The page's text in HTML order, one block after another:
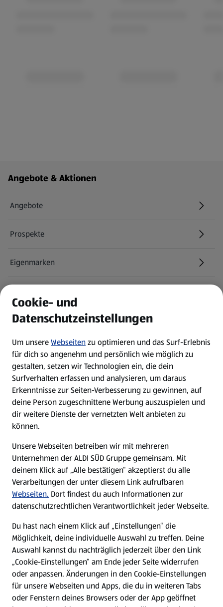
Fußzeilenmenü - weitere Links
Angebote & Aktionen
Angebote
Prospekte
Eigenmarken
Newsletter
WhatsApp
Über ALDI SÜD
Filialen
Nachhaltigkeit
Karriere
Presse
Hilfe & Kontakt
(öffnet in einem neuen Tab)
Unternehmen
Cookie- und
Datenschutzeinstellungen
Um unsereWebseitenzu optimieren und das Surf-Erlebnis
für dich so angenehm und persönlich wie möglich zu
gestalten, setzen wir Technologien ein, die dein
Surfverhalten erfassen und analysieren, um daraus
Erkenntnisse zur Seiten-Verbesserung zu gewinnen, auf
deine Person zugeschnittene Werbung auszuspielen und
dir weitere Dienste der vernetzten Welt anbieten zu
können.
Unsere Webseiten betreiben wir mit mehreren
Unternehmen der ALDI SÜD Gruppe gemeinsam. Mit
deinem Klick auf „Alle bestätigen“ akzeptierst du alle
Verarbeitungen der unter diesem Link aufrufbaren
Webseiten. Dort findest du auch Informationen zur
datenschutzrechtlichen Verantwortlichkeit jeder Webseite.
Du hast nach einem Klick auf „Einstellungen“ die
Möglichkeit, deine individuelle Auswahl zu treffen. Deine
Auswahl kannst du nachträglich jederzeit über den Link
„Cookie-Einstellungen“ am Ende jeder Seite widerrufen
oder anpassen. Änderungen in den Cookie-Einstellungen
für unsere Webseiten und Apps, die du in weiteren Tabs
oder Fenstern deines Browsers oder der App geöffnet